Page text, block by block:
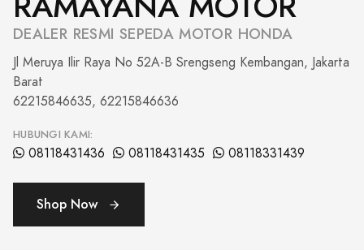
DEALER RESMI SEPEDA MOTOR HONDA
Jl Meruya Ilir Raya No 52A-B Srengseng Kembangan, Jakarta
Barat
62215846635, 62215846636
HUBUNGI KAMI:
08118431436 08118431435 08118331439
Shop Now